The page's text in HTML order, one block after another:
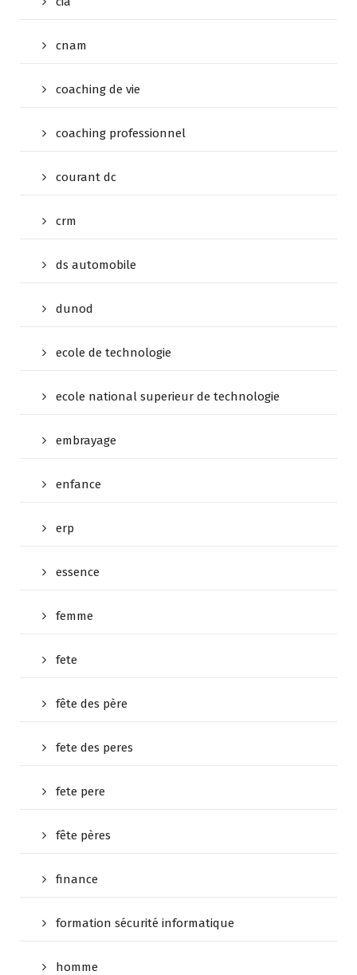
cnam
coaching de vie
coaching professionnel
courant dc
crm
ds automobile
dunod
ecole de technologie
ecole national superieur de technologie
embrayage
enfance
erp
essence
femme
fete
fête des père
fete des peres
fete pere
fête pères
finance
formation sécurité informatique
homme